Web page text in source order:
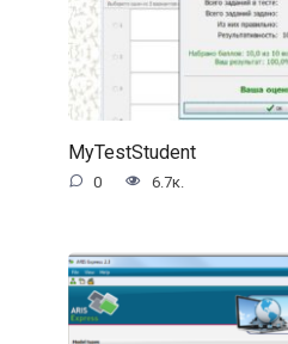
MyTestStudent
0 6.7к.